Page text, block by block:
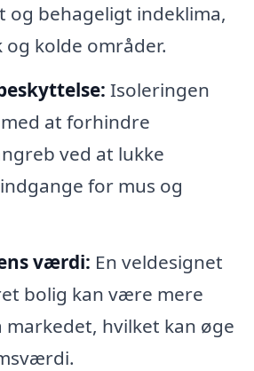
og behageligt indeklima,
kolde områder.
Isoleringen
at forhindre
ved at lukke
for mus og
værdi: En veldesignet
bolig kan være mere
hvilket kan øge